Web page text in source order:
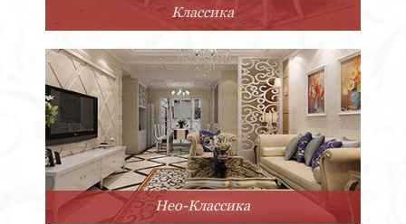
Классика
Нео-Классика